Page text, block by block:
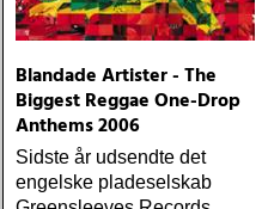
Blandade Artister - The
Biggest Reggae One-Drop
Anthems 2006
Sidste år udsendte det
engelske pladeselskab